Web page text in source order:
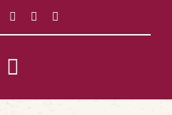
Toggle
Navigation